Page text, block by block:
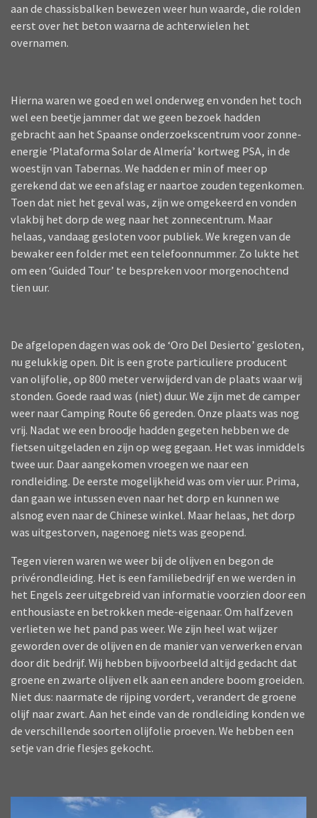
aan de chassisbalken bewezen weer hun waarde, die rolden
eerst over het beton waarna de achterwielen het
overnamen.
Hierna waren we goed en wel onderweg en vonden het toch
wel een beetje jammer dat we geen bezoek hadden
gebracht aan het Spaanse onderzoekscentrum voor zonne-
energie ‘Plataforma Solar de Almería’ kortweg PSA, in de
woestijn van Tabernas. We hadden er min of meer op
gerekend dat we een afslag er naartoe zouden tegenkomen.
Toen dat niet het geval was, zijn we omgekeerd en vonden
vlakbij het dorp de weg naar het zonnecentrum. Maar
helaas, vandaag gesloten voor publiek. We kregen van de
bewaker een folder met een telefoonnummer. Zo lukte het
om een ‘Guided Tour’ te bespreken voor morgenochtend
tien uur.
De afgelopen dagen was ook de ‘Oro Del Desierto’ gesloten,
nu gelukkig open. Dit is een grote particuliere producent
van olijfolie, op 800 meter verwijderd van de plaats waar wij
stonden. Goede raad was (niet) duur. We zijn met de camper
weer naar Camping Route 66 gereden. Onze plaats was nog
vrij. Nadat we een broodje hadden gegeten hebben we de
fietsen uitgeladen en zijn op weg gegaan. Het was inmiddels
twee uur. Daar aangekomen vroegen we naar een
rondleiding. De eerste mogelijkheid was om vier uur. Prima,
dan gaan we intussen even naar het dorp en kunnen we
alsnog even naar de Chinese winkel. Maar helaas, het dorp
was uitgestorven, nagenoeg niets was geopend.
Tegen vieren waren we weer bij de olijven en begon de
privérondleiding. Het is een familiebedrijf en we werden in
het Engels zeer uitgebreid van informatie voorzien door een
enthousiaste en betrokken mede-eigenaar. Om halfzeven
verlieten we het pand pas weer. We zijn heel wat wijzer
geworden over de olijven en de manier van verwerken ervan
door dit bedrijf. Wij hebben bijvoorbeeld altijd gedacht dat
groene en zwarte olijven elk aan een andere boom groeiden.
Niet dus: naarmate de rijping vordert, verandert de groene
olijf naar zwart. Aan het einde van de rondleiding konden we
de verschillende soorten olijfolie proeven. We hebben een
setje van drie flesjes gekocht.